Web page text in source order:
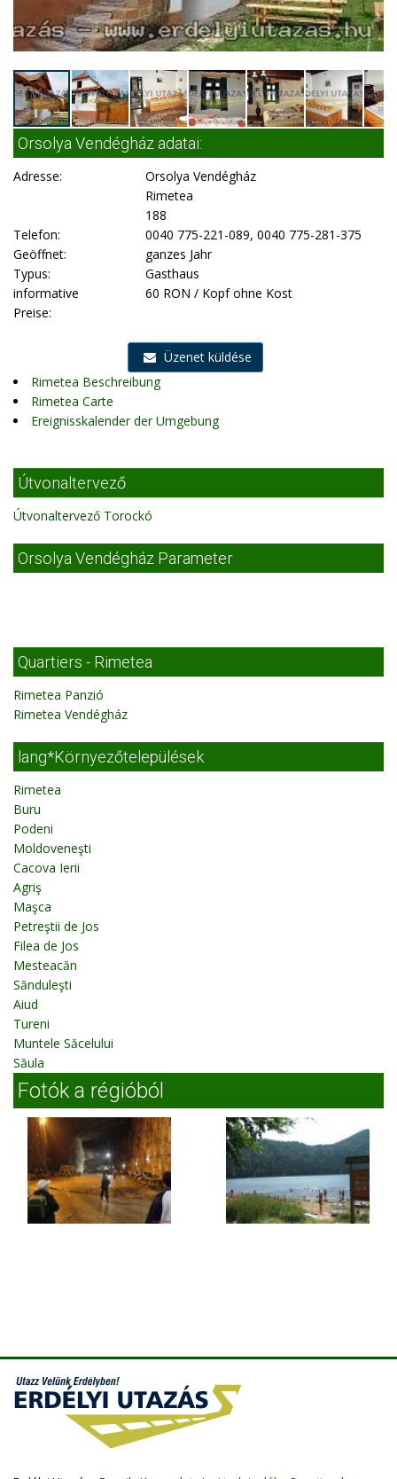
Orsolya Vendégház adatai:
Adresse:
Orsolya Vendégház
Rimetea
188
Telefon:
0040 775-221-089, 0040 775-281-375
Geöffnet:
ganzes Jahr
Typus:
Gasthaus
informative
Preise:
60 RON / Kopf ohne Kost
Üzenet küldése
Rimetea Beschreibung
Rimetea Carte
Ereignisskalender der Umgebung
Útvonaltervező
Útvonaltervező Torockó
Orsolya Vendégház Parameter
Quartiers - Rimetea
Rimetea Panzió
Rimetea Vendégház
lang*Környezőtelepülések
Rimetea
Buru
Podeni
Moldoveneşti
Cacova Ierii
Agriş
Maşca
Petreştii de Jos
Filea de Jos
Mesteacăn
Sănduleşti
Aiud
Tureni
Muntele Săcelului
Săula
Fotók a régióból